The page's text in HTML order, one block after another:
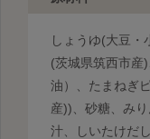
しょうゆ(大豆・
(茨城県筑西市産
油）、たまねぎ
産))、砂糖、み
汁、しいたけだし